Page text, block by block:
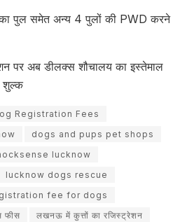
पुल समेत अन्य 4 पुलों की PWD करने
पर अब डीलक्स शौचालय का इस्तेमाल
शुल्क
Registration Fees
dogs and pups pet shops
lucknow
lucknow dogs rescue
fee for dogs
फीस लखनऊ में कुत्तों का रजिस्ट्रेशन